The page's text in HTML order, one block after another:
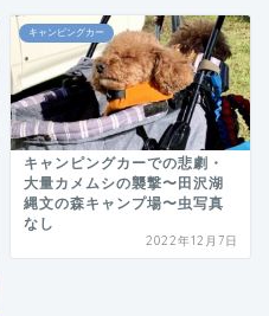
キャンピングカー
キャンピングカーでの悲劇・
大量カメムシの襲撃〜田沢湖
縄文の森キャンプ場〜虫写真
なし
2022年12月7日